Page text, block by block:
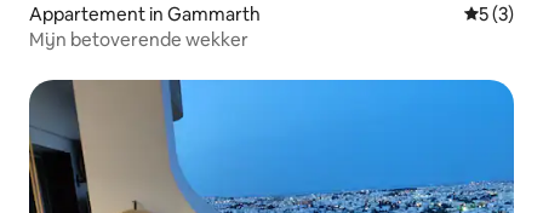
Appartement in Gammarth
5 (3)
Mijn betoverende wekker